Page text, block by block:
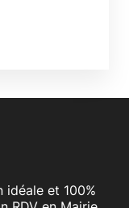
et 100%